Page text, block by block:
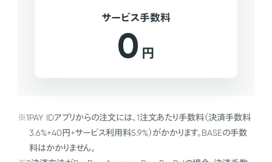
サービス手数料
0 円
※1PAY IDアプリからの注文には、1注文あたり手数料（決済手数料
3.6%+40円+サービス利用料5.9%）がかかります。BASEの手数
料はかかりません。